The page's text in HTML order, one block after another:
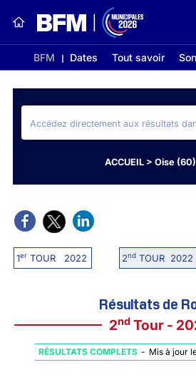
BFM Dates Tout savoir
ACCUEIL > Oise (60)
1erTOUR 2022 2ndTOUR 2022
Résultats de
2ndTour -
RÉSULTATS COMPLETS - Mis à jour